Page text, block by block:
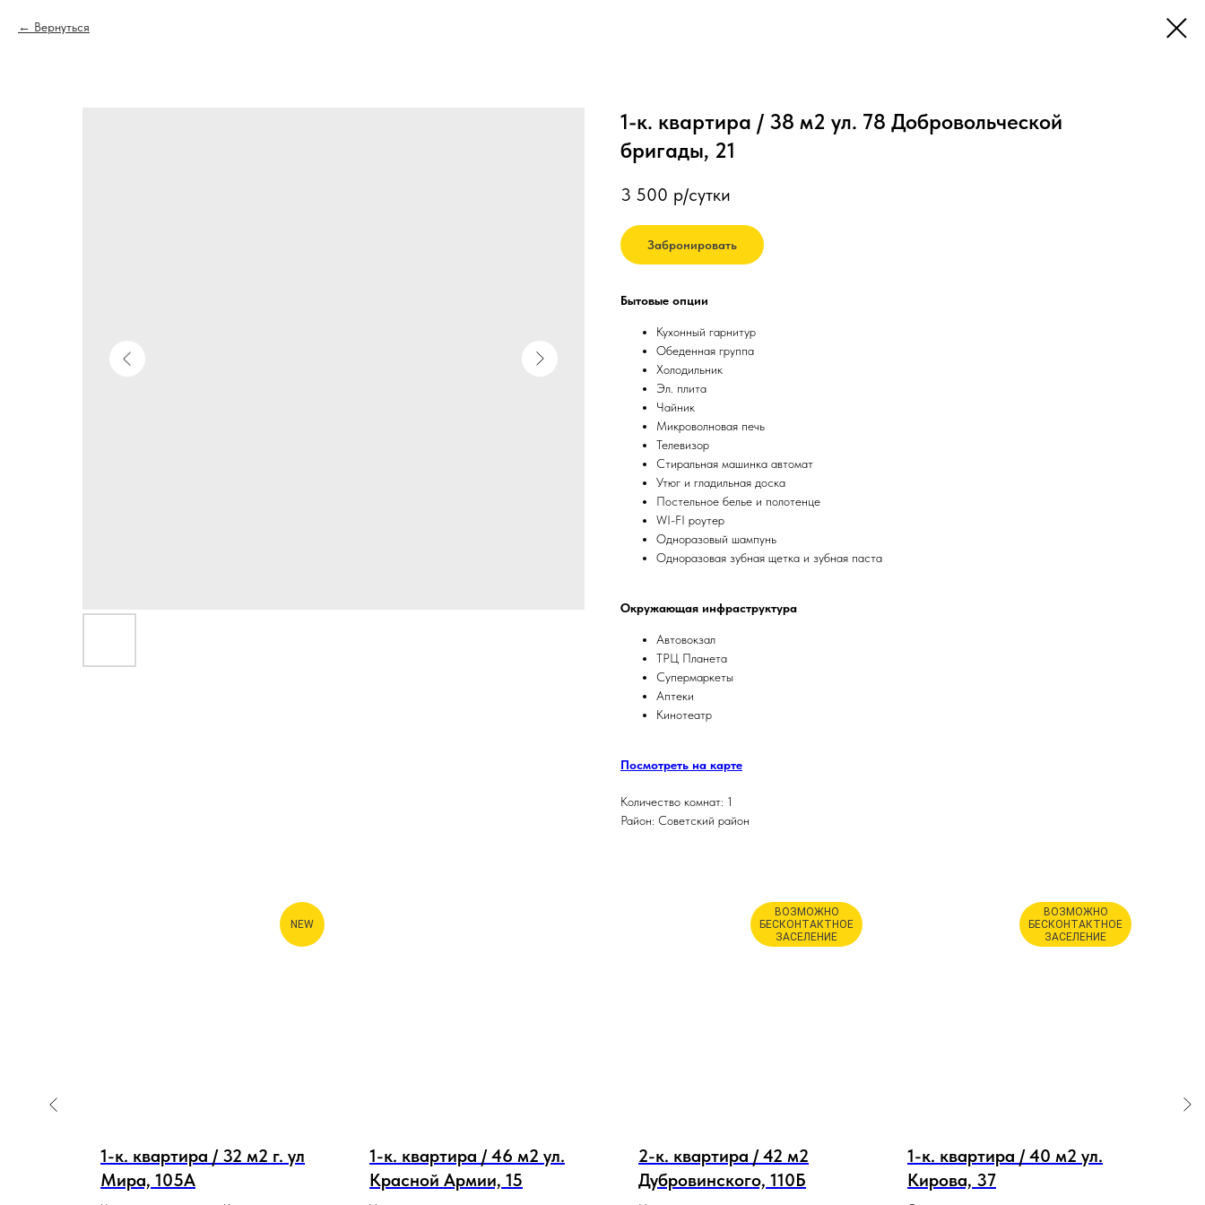
Вернуться
1-к. квартира / 38 м2 ул. 78 Добровольческой
бригады, 21
3 500 р/сутки
Забронировать
Бытовые опции
Кухонный гарнитур
Обеденная группа
Холодильник
Эл. плита
Чайник
Микроволновая печь
Телевизор
Стиральная машинка автомат
Утюг и гладильная доска
Постельное белье и полотенце
WI-FI роутер
Одноразовый шампунь
Одноразовая зубная щетка и зубная паста
Окружающая инфраструктура
Автовокзал
ТРЦ Планета
Супермаркеты
Аптеки
Кинотеатр
Посмотреть на карте
Количество комнат: 1
Район: Советский район
NEW
1-к. квартира / 32 м2 г. ул
Мира, 105А
1-к. квартира / 46 м2 ул.
Красной Армии, 15
ВОЗМОЖНО
БЕСКОНТАКТНОЕ
ЗАСЕЛЕНИЕ
2-к. квартира / 42 м2
Дубровинского, 110Б
ВОЗМОЖНО
БЕСКОНТАКТНОЕ
ЗАСЕЛЕНИЕ
1-к. квартира / 40 м2 ул.
Кирова, 37